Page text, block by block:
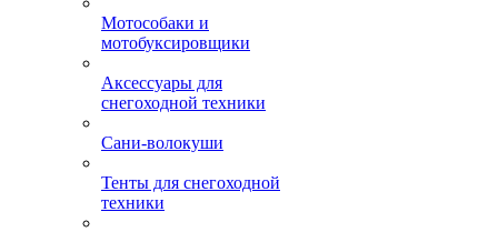
Мотособаки и
мотобуксировщики
Аксессуары для
снегоходной техники
Сани-волокуши
Тенты для снегоходной
техники